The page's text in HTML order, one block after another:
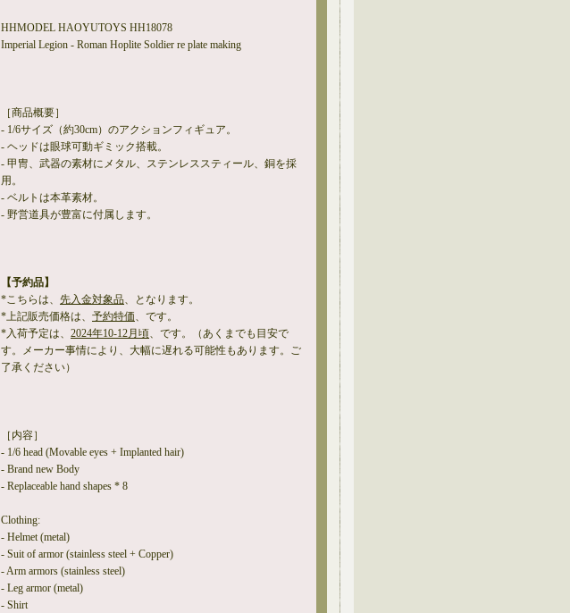
HHMODEL HAOYUTOYS HH18078
Imperial Legion - Roman Hoplite Soldier re plate making
［商品概要］
- 1/6サイズ（約30cm）のアクションフィギュア。
- ヘッドは眼球可動ギミック搭載。
- 甲冑、武器の素材にメタル、ステンレススティール、銅を採
用。
- ベルトは本革素材。
- 野営道具が豊富に付属します。
【予約品】
*こちらは、 先入金対象品、となります。
*上記販売価格は、 予約特価、です。
*入荷予定は、 2024年10-12月頃、です。（あくまでも目安で
す。メーカー事情により、大幅に遅れる可能性もあります。ご
了承ください）
［内容］
- 1/6 head (Movable eyes + Implanted hair)
- Brand new Body
- Replaceable hand shapes * 8
Clothing:
- Helmet (metal)
- Suit of armor (stainless steel + Copper)
- Arm armors (stainless steel)
- Leg armor (metal)
- Shirt